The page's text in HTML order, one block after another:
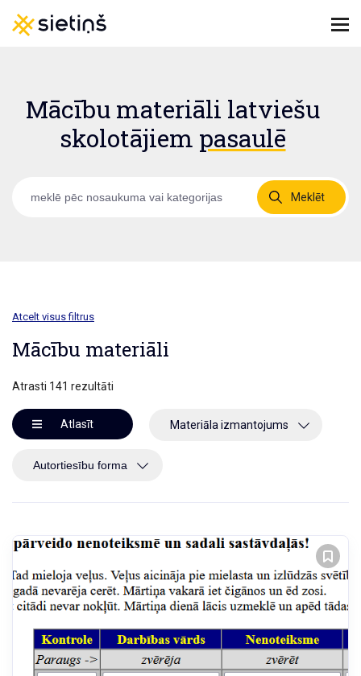
Mācību materiāli latviešu
skolotājiem pasaulē
Meklēt
Atcelt visus filtrus
Mācību materiāli
Atrasti 141 rezultāti
Atlasīt Materiāla izmantojums